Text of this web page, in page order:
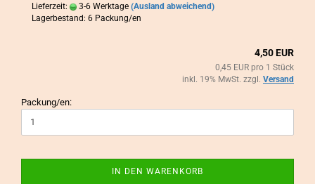
Lieferzeit:
3-6 Werktage (Ausland abweichend)
Lagerbestand: 6 Packung/en
4,50 EUR
0,45 EUR pro 1 Stück
inkl. 19% MwSt. zzgl. Versand
Packung/en:
IN DEN WARENKORB